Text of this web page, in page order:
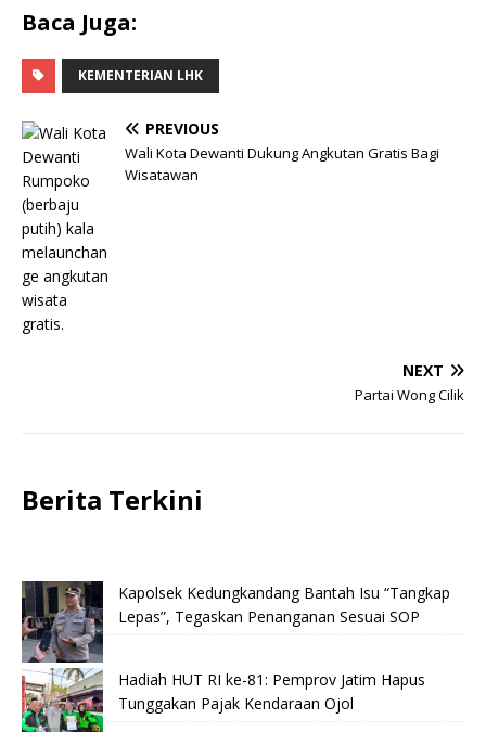
Baca Juga:
KEMENTERIAN LHK
PREVIOUS
Wali Kota Dewanti Dukung Angkutan Gratis Bagi
Wisatawan
NEXT
Partai Wong Cilik
Berita Terkini
Kapolsek Kedungkandang Bantah Isu “Tangkap
Lepas”, Tegaskan Penanganan Sesuai SOP
Hadiah HUT RI ke-81: Pemprov Jatim Hapus
Tunggakan Pajak Kendaraan Ojol